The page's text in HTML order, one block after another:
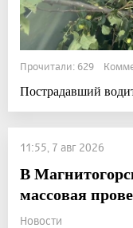
Прочитали: 629
Пострадавший
11:55, 7 авг 2026
В
массовая
Новости